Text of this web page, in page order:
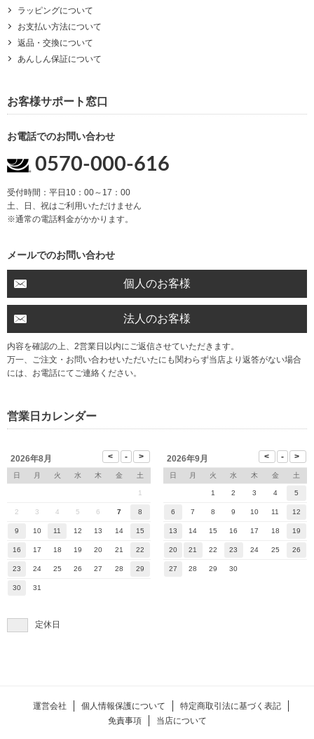
ラッピングについて
お支払い方法について
返品・交換について
あんしん保証について
お客様サポート窓口
お電話でのお問い合わせ
0570-000-616
受付時間：平日10：00～17：00
土、日、祝はご利用いただけません
※通常の電話料金がかかります。
メールでのお問い合わせ
個人のお客様
法人のお客様
内容を確認の上、2営業日以内にご返信させていただきます。
万一、ご注文・お問い合わせいただいたにも関わらず当店より返答がない場合
には、お電話にてご連絡ください。
営業日カレンダー
2026年8月
日 月 火 水 木 金 土
1
2 3 4 5 6 7 8
9 10 11 12 13 14 15
16 17 18 19 20 21 22
23 24 25 26 27 28 29
30 31
2026年9月
日 月 火 水 木 金 土
1 2 3 4 5
6 7 8 9 10 11 12
13 14 15 16 17 18 19
20 21 22 23 24 25 26
27 28 29 30
定休日
運営会社 個人情報保護について
特定商取引法に基づく表記
免責事項
当店について